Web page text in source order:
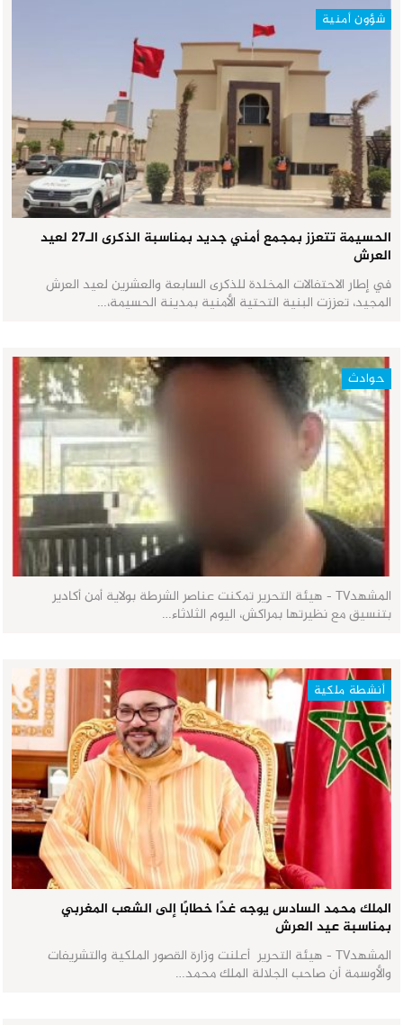
شؤون أمنية
الحسيمة تتعزز بمجمع أمني جديد بمناسبة الذكرى الـ27 لعيد
العرش
في إطار الاحتفالات المخلدة للذكرى السابعة والعشرين لعيد العرش
المجيد، تعززت البنية التحتية الأمنية بمدينة الحسيمة،…
حوادث
المشهدTV - هيئة التحرير تمكنت عناصر الشرطة بولاية أمن أكادير
بتنسيق مع نظيرتها بمراكش، اليوم الثلاثاء…
أنشطة ملكية
الملك محمد السادس يوجه غدًا خطابًا إلى الشعب المغربي
بمناسبة عيد العرش
المشهدTV - هيئة التحرير أعلنت وزارة القصور الملكية والتشريفات
والأوسمة أن صاحب الجلالة الملك محمد…